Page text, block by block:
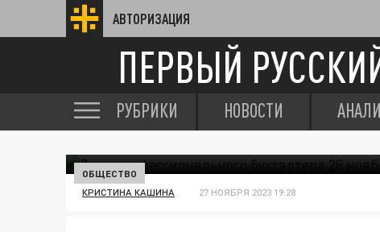
АВТОРИЗАЦИЯ
ПЕРВЫЙ
РУБРИКИ НОВОСТИ
ОБЩЕСТВО
КРИСТИНА КАШИНА 27 НОЯБРЯ 2023 19:28